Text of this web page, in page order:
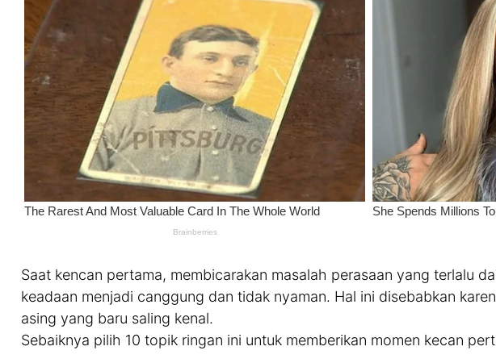
Saat kencan pertama, membicarakan masalah perasaan yang terlalu
keadaan menjadi canggung dan tidak nyaman. Hal ini disebabkan
asing yang baru saling kenal.
Sebaiknya pilih 10 topik ringan ini untuk memberikan momen kecan